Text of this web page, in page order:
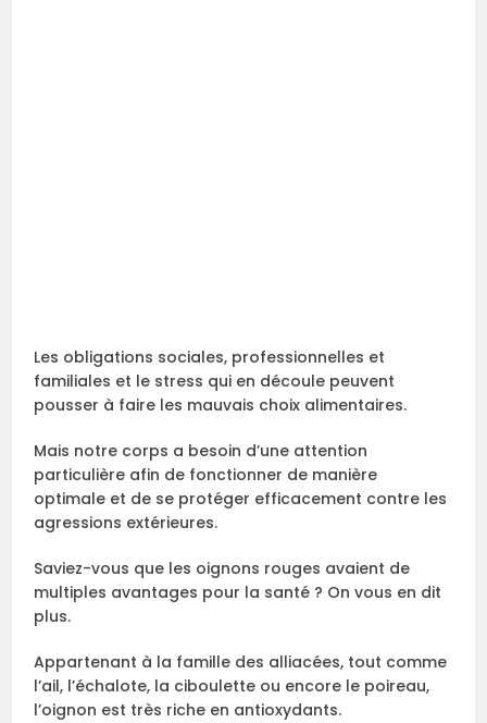
Les obligations sociales, professionnelles et
familiales et le stress qui en découle peuvent
pousser à faire les mauvais choix alimentaires.
Mais notre corps a besoin d’une attention
particulière afin de fonctionner de manière
optimale et de se protéger efficacement contre les
agressions extérieures.
Saviez-vous que les oignons rouges avaient de
multiples avantages pour la santé ? On vous en dit
plus.
Appartenant à la famille des alliacées, tout comme
l’ail, l’échalote, la ciboulette ou encore le poireau,
l’oignon est très riche en antioxydants.